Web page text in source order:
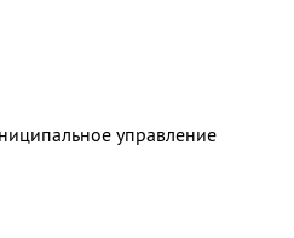
управление